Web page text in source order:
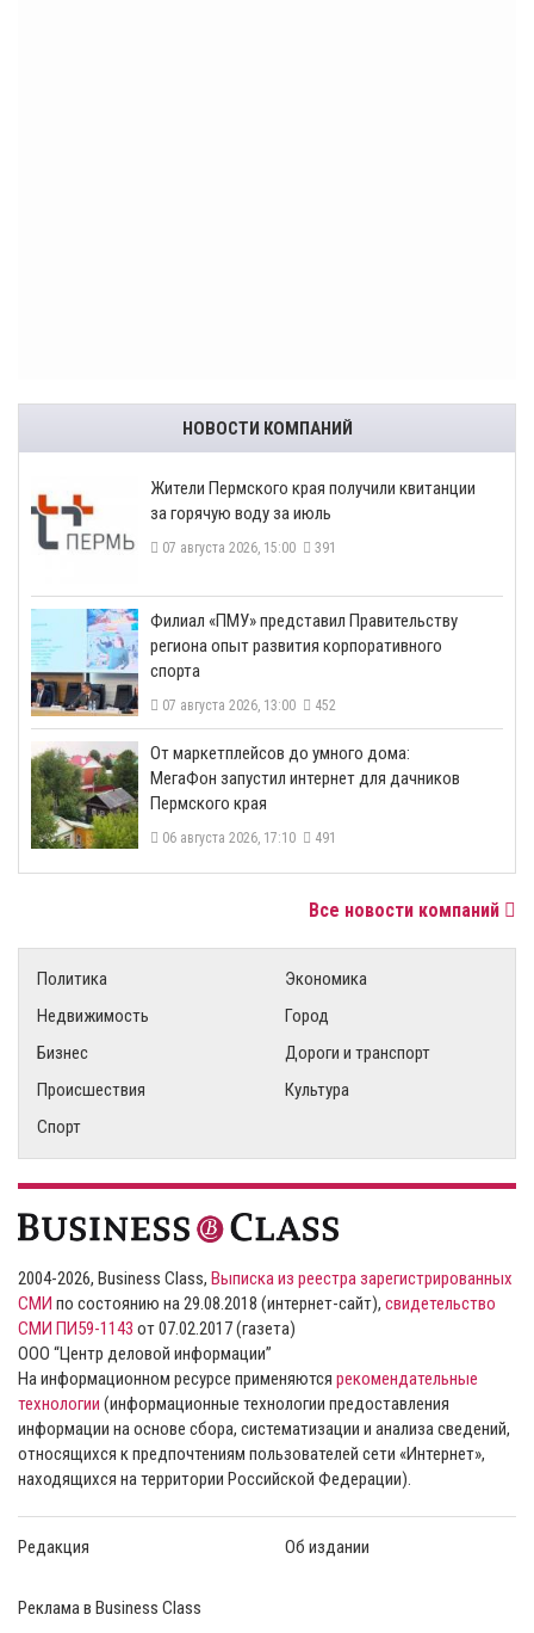
НОВОСТИ КОМПАНИЙ
​Жители Пермского края получили квитанции
за горячую воду за июль
07 августа 2026, 15:00 391
​Филиал «ПМУ» представил Правительству
региона опыт развития корпоративного
спорта
07 августа 2026, 13:00 452
От маркетплейсов до умного дома:
МегаФон запустил интернет для дачников
Пермского края
06 августа 2026, 17:10 491
Все новости компаний
Политика
Экономика
Недвижимость
Город
Бизнес
Дороги и транспорт
Происшествия
Культура
Спорт
2004-2026, Business Class, Выписка из реестра зарегистрированных
СМИ по состоянию на 29.08.2018 (интернет-сайт), свидетельство
СМИ ПИ59-1143 от 07.02.2017 (газета)
ООО “Центр деловой информации”
На информационном ресурсе применяются рекомендательные
технологии (информационные технологии предоставления
информации на основе сбора, систематизации и анализа сведений,
относящихся к предпочтениям пользователей сети «Интернет»,
находящихся на территории Российской Федерации).
Редакция Об издании
Реклама в Business Class